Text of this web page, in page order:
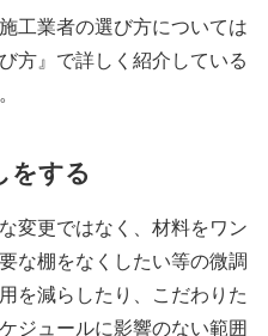
工業者の選び方については
方』で詳しく紹介している
をする
変更ではなく、材料をワン
な棚をなくしたい等の微調
を減らしたり、こだわりた
ジュールに影響のない範囲